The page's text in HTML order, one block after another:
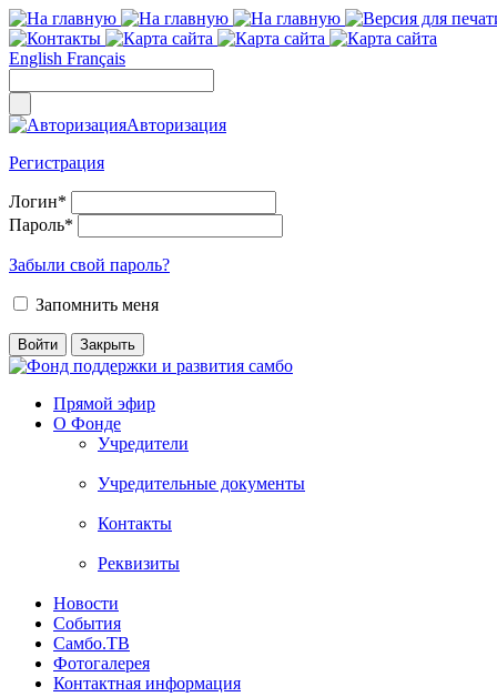
English Français
Авторизация
Регистрация
Логин*
Пароль*
Забыли свой пароль?
Запомнить меня
Прямой эфир
О Фонде
Учредители
Учредительные документы
Контакты
Реквизиты
Новости
События
Самбо.ТВ
Фотогалерея
Контактная информация